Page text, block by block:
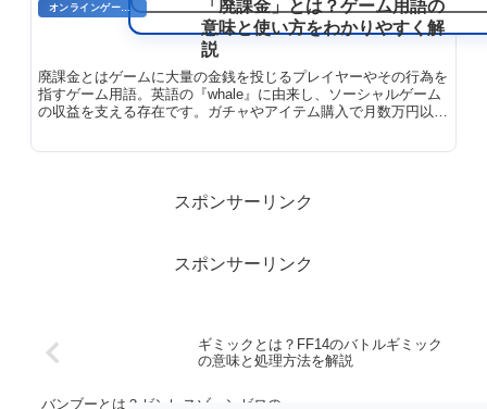
オンラインゲーム用語
「廃課金」とは？ゲーム用語の
意味と使い方をわかりやすく解
説
廃課金とはゲームに大量の金銭を投じるプレイヤーやその行為を
指すゲーム用語。英語の『whale』に由来し、ソーシャルゲーム
の収益を支える存在です。ガチャやアイテム購入で月数万円以上
スポンサーリンク
スポンサーリンク
ギミックとは？FF14のバトルギミック
の意味と処理方法を解説
バンブーとは？ゼンレスゾーンゼロの